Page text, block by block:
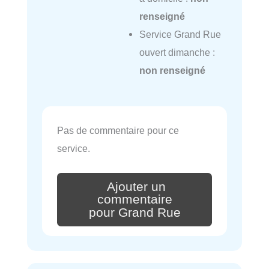
renseigné
Service Grand Rue
ouvert dimanche :
non renseigné
Pas de commentaire pour ce
service.
Ajouter un
commentaire
pour Grand Rue